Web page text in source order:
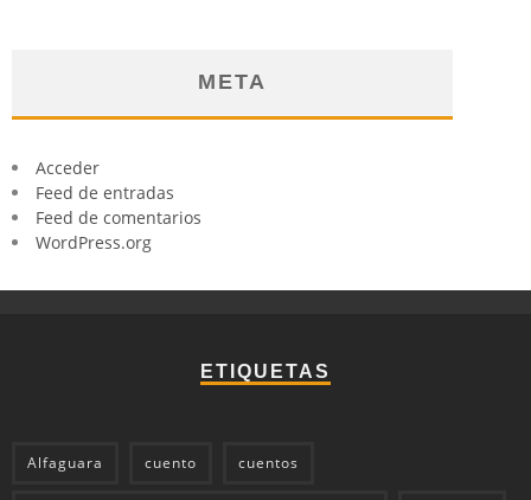
META
Acceder
Feed de entradas
Feed de comentarios
WordPress.org
ETIQUETAS
Alfaguara cuento cuentos